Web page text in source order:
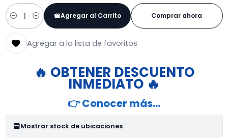
Cantidad
Agregar al Carrito Comprar ahora
Agregar a la lista de favoritos
🔥 OBTENER DESCUENTO
INMEDIATO 🔥
👉 Conocer más…
Mostrar stock de ubicaciones